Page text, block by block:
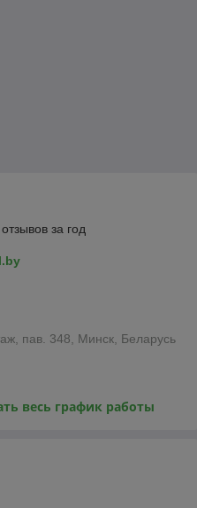
за год
пав. 348, Минск, Беларусь
весь график работы